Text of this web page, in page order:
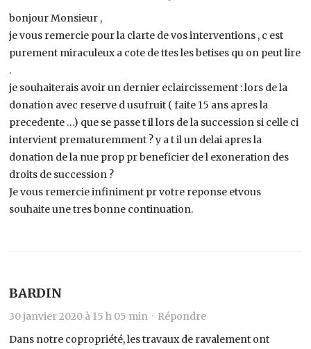
bonjour Monsieur ,
je vous remercie pour la clarte de vos interventions , c est
purement miraculeux a cote de ttes les betises qu on peut lire
.
je souhaiterais avoir un dernier eclaircissement : lors de la
donation avec reserve d usufruit ( faite 15 ans apres la
precedente …) que se passe t il lors de la succession si celle ci
intervient prematuremment ? y a t il un delai apres la
donation de la nue prop pr beneficier de l exoneration des
droits de succession ?
Je vous remercie infiniment pr votre reponse etvous
souhaite une tres bonne continuation.
BARDIN
30 janvier 2020 à 15 h 05 min · Répondre
Dans notre copropriété, les travaux de ravalement ont